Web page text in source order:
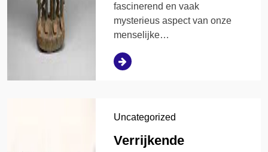
fascinerend en vaak
mysterieus aspect van onze
menselijke…
Uncategorized
Verrijkende